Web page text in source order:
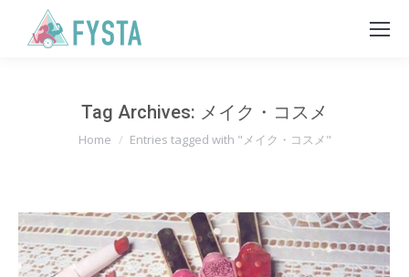
Tag Archives: メイク・コスメ
You are here:
Home Entries tagged with "メイク・コスメ"